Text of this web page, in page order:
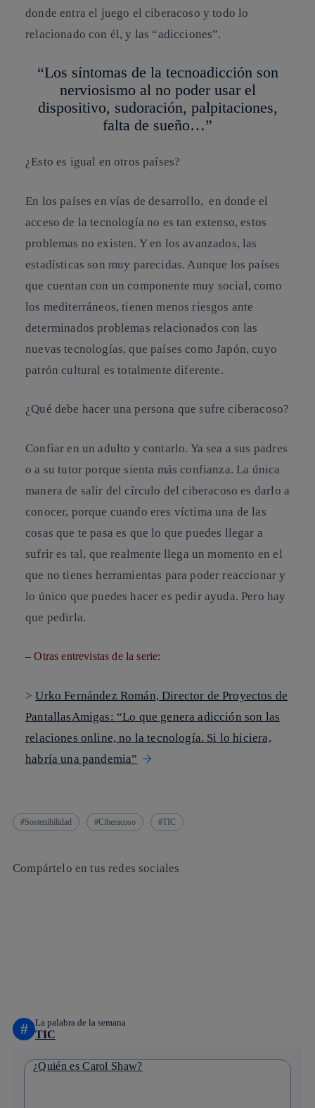
donde entra el juego el ciberacoso y todo lo
relacionado con él, y las “adicciones”.
“Los síntomas de la tecnoadicción son
nerviosismo al no poder usar el
dispositivo, sudoración, palpitaciones,
falta de sueño…”
¿Esto es igual en otros países?
En los países en vías de desarrollo, en donde el
acceso de la tecnología no es tan extenso, estos
problemas no existen. Y en los avanzados, las
estadísticas son muy parecidas. Aunque los países
que cuentan con un componente muy social, como
los mediterráneos, tienen menos riesgos ante
determinados problemas relacionados con las
nuevas tecnologías, que países como Japón, cuyo
patrón cultural es totalmente diferente.
¿Qué debe hacer una persona que sufre ciberacoso?
Confiar en un adulto y contarlo. Ya sea a sus padres
o a su tutor porque sienta más confianza. La única
manera de salir del círculo del ciberacoso es darlo a
conocer, porque cuando eres víctima una de las
cosas que te pasa es que lo que puedes llegar a
sufrir es tal, que realmente llega un momento en el
que no tienes herramientas para poder reaccionar y
lo único que puedes hacer es pedir ayuda. Pero hay
que pedirla.
– Otras entrevistas de la serie:
>Urko Fernández Román, Director de Proyectos de
PantallasAmigas: “Lo que genera adicción son las
relaciones online, no la tecnología. Si lo hiciera,
habría una pandemia”
Sostenibilidad Ciberacoso TIC
Compártelo en tus redes sociales
# La palabra de la semana
TIC
¿Quién es Carol Shaw?